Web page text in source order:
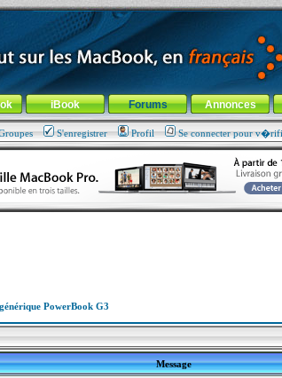
menu de la rubrique
iBook Forums Annonces
S'enregistrer Profil Se connecter pour
PowerBook G3
Message